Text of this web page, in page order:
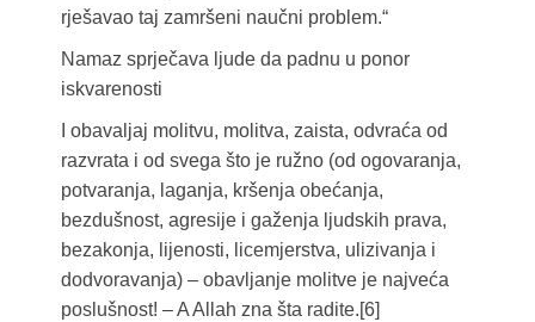
rješavao taj zamršeni naučni problem.“
Namaz sprječava ljude da padnu u ponor
iskvarenosti
I obavaljaj molitvu, molitva, zaista, odvraća od
razvrata i od svega što je ružno (od ogovaranja,
potvaranja, laganja, kršenja obećanja,
bezdušnost, agresije i gaženja ljudskih prava,
bezakonja, lijenosti, licemjerstva, ulizivanja i
dodvoravanja) – obavljanje molitve je najveća
poslušnost! – A Allah zna šta radite.[6]